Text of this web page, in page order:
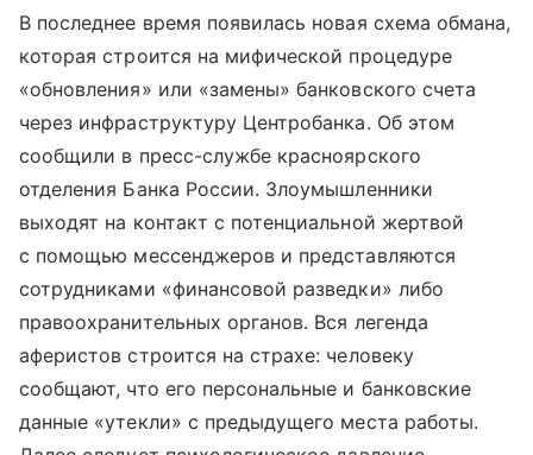
В последнее время появилась новая схема обмана,
которая строится на мифической процедуре
«обновления» или «замены» банковского счета
через инфраструктуру Центробанка. Об этом
сообщили в пресс-службе красноярского
отделения Банка России. Злоумышленники
выходят на контакт с потенциальной жертвой
с помощью мессенджеров и представляются
сотрудниками «финансовой разведки» либо
правоохранительных органов. Вся легенда
аферистов строится на страхе: человеку
сообщают, что его персональные и банковские
данные «утекли» с предыдущего места работы.